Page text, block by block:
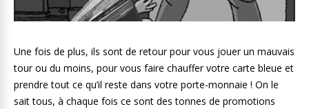
Une fois de plus, ils sont de retour pour vous jouer un mauvais
tour ou du moins, pour vous faire chauffer votre carte bleue et
prendre tout ce qu’il reste dans votre porte-monnaie ! On le
sait tous, à chaque fois ce sont des tonnes de promotions